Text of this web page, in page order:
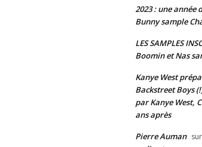
2023 : une année
Bunny sample
LES SAMPLES
Boomin et Nas
Kanye West
Backstreet Boys
par Kanye West,
ans après
Pierre Auman sur